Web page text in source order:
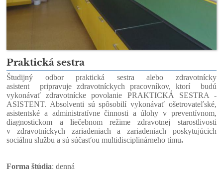
Praktická sestra
Študijný odbor praktická sestra alebo zdravotnícky
asistent pripravuje zdravotníckych pracovníkov, ktorí budú
vykonávať zdravotnícke povolanie PRAKTICKÁ SESTRA -
ASISTENT. Absolventi sú spôsobilí vykonávať ošetrovateľské,
asistentské a administratívne činnosti a úlohy v preventívnom,
diagnostickom a liečebnom režime zdravotnej starostlivosti
v zdravotníckych zariadeniach a zariadeniach poskytujúcich
sociálnu službu a sú súčasťou multidisciplinárneho tímu.
Forma štúdia: denná